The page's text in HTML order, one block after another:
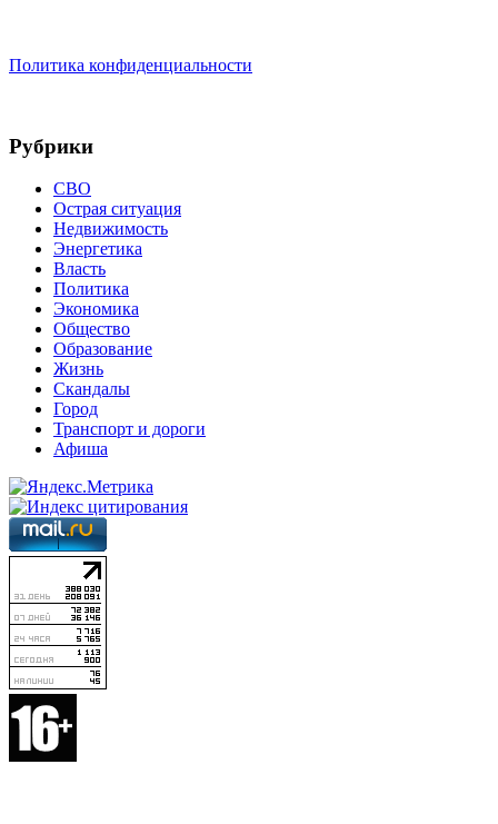
Политика конфиденциальности
Рубрики
СВО
Острая ситуация
Недвижимость
Энергетика
Власть
Политика
Экономика
Общество
Образование
Жизнь
Скандалы
Город
Транспорт и дороги
Афиша